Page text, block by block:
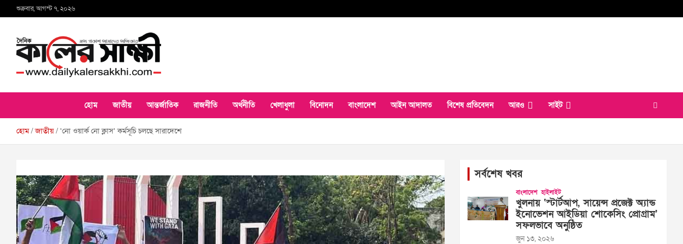
to
শুক্রবার, আগস্ট ৭, ২০২৬
কালের সাক্ষী
হোম জাতীয় আন্তর্জাতিক রাজনীতি অর্থনীতি খেলাধুলা বিনোদন বাংলাদেশ আইন আদালত বিশেষ প্রতিবেদন আরও সাইট
হোম জাতীয় ‘নো ওয়ার্ক নো ক্লাস’ কর্মসূচি চলছে সারাদেশে
সর্বশেষ খবর
বাংলাদেশ হাইলাইট
খুলনায় ‘স্টার্টআপ, সায়েন্স প্রজেক্ট অ্যান্ড
ইনোভেশন আইডিয়া শোকেসিং প্রোগ্রাম’
সফলভাবে অনুষ্ঠিত
জুন ১৩, ২০২৬